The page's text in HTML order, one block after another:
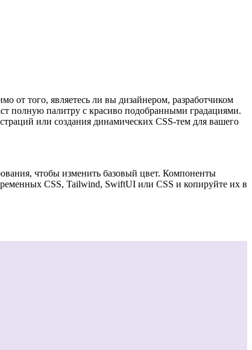
от того, являетесь ли вы дизайнером, разработчиком
полную палитру с красиво подобранными градациями.
или создания динамических CSS-тем для вашего
чтобы изменить базовый цвет. Компоненты
CSS, Tailwind, SwiftUI или CSS и копируйте их в